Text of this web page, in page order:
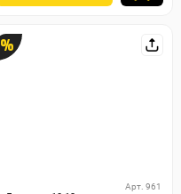
%
Арт. 961